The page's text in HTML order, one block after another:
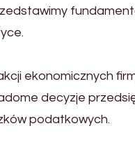
ekonomicznych
decyzje
podatkowych.